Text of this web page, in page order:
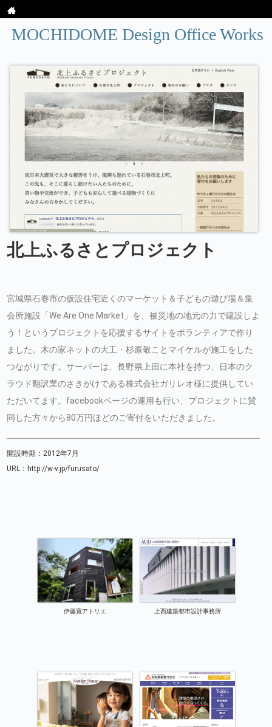
MOCHIDOME Design Office Works
北上ふるさとプロジェクト
宮城県石巻市の仮設住宅近くのマーケット＆子どもの遊び場＆集
会所施設「We Are One Market」を、被災地の地元の力で建設しよ
う！というプロジェクトを応援するサイトをボランティアで作り
ました。木の家ネットの大工・杉原敬ことマイケルが施工をした
つながりです。サーバーは、長野県上田に本社を持つ、日本のク
ラウド翻訳業のさきがけである株式会社ガリレオ様に提供してい
ただいてます。facebookページの運用も行い、プロジェクトに賛
同した方々から80万円ほどのご寄付をいただきました。
開設時期：2012年7月
URL： http://w-v.jp/furusato/
伊藤寛アトリエ 上西建築都市設計事務所